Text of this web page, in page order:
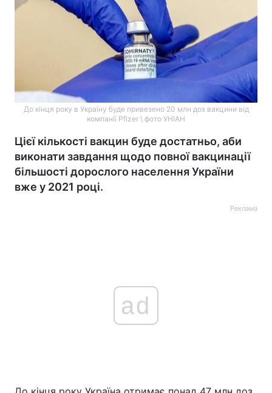
До кінця року в Україну буде привезено 20 млн доз вакцини від
компанії Pfizer \ фото УНІАН
Цієї кількості вакцин буде достатньо, аби
виконати завдання щодо повної вакцинації
більшості дорослого населення України
вже у 2021 році.
Реклама
ad